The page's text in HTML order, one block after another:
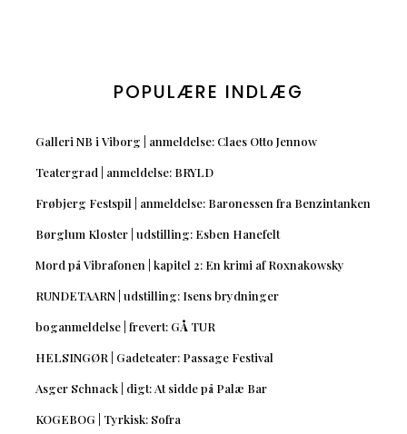
POPULÆRE INDLÆG
Galleri NB i Viborg | anmeldelse: Claes Otto Jennow
Teatergrad | anmeldelse: BRYLD
Frøbjerg Festspil | anmeldelse: Baronessen fra Benzintanken
Børglum Kloster | udstilling: Esben Hanefelt
Mord på Vibrafonen | kapitel 2: En krimi af Roxnakowsky
RUNDETAARN | udstilling: Isens brydninger
boganmeldelse | frevert: GÅ TUR
HELSINGØR | Gadeteater: Passage Festival
Asger Schnack | digt: At sidde på Palæ Bar
KOGEBOG | Tyrkisk: Sofra